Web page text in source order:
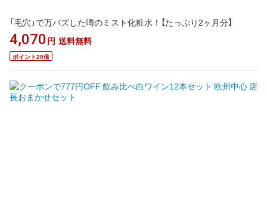
「毛穴」で万バズした噂のミスト化粧水！【たっぷり2ヶ月分】
4,070 円 送料無料
ポイント20倍